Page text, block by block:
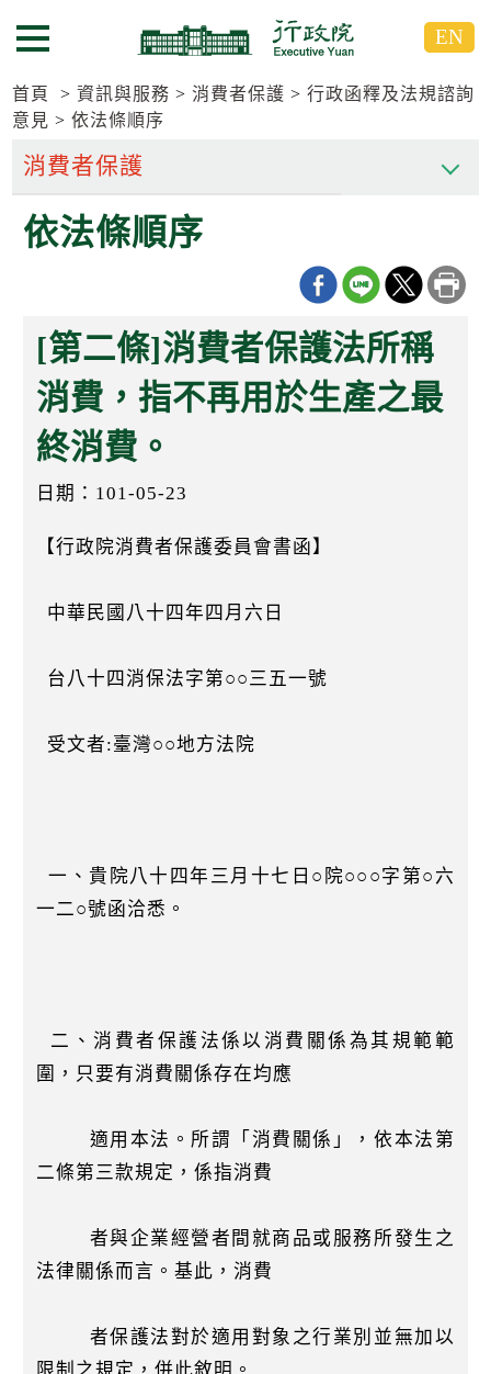
到
要
內
塊
到
要
內
塊
選單按鈕 EN
首頁 資訊與服務 消費者保護
行政函釋及法規諮詢
意見
依法條順序
依法條順序
[第二條]消費者保護法所稱
消費，指不再用於生產之最
終消費。
日期：101-05-23
【行政院消費者保護委員會書函】
中華民國八十四年四月六日
台八十四消保法字第○○三五一號
受文者:臺灣○○地方法院
一、貴院八十四年三月十七日○院○○○字第○六
一二○號函洽悉。
二、消費者保護法係以消費關係為其規範範
圍，只要有消費關係存在均應
適用本法。所謂「消費關係」，依本法第
二條第三款規定，係指消費
者與企業經營者間就商品或服務所發生之
法律關係而言。基此，消費
者保護法對於適用對象之行業別並無加以